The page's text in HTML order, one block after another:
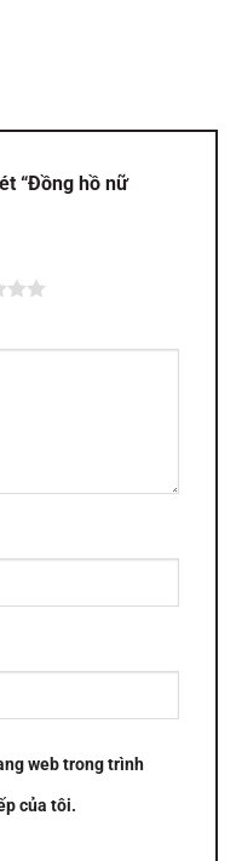
“Đồng hồ nữ
web trong trình
của tôi.